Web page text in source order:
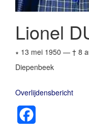
Lionel
∗ 13 mei 1950 — † 8
Diepenbeek
Overlijdensbericht